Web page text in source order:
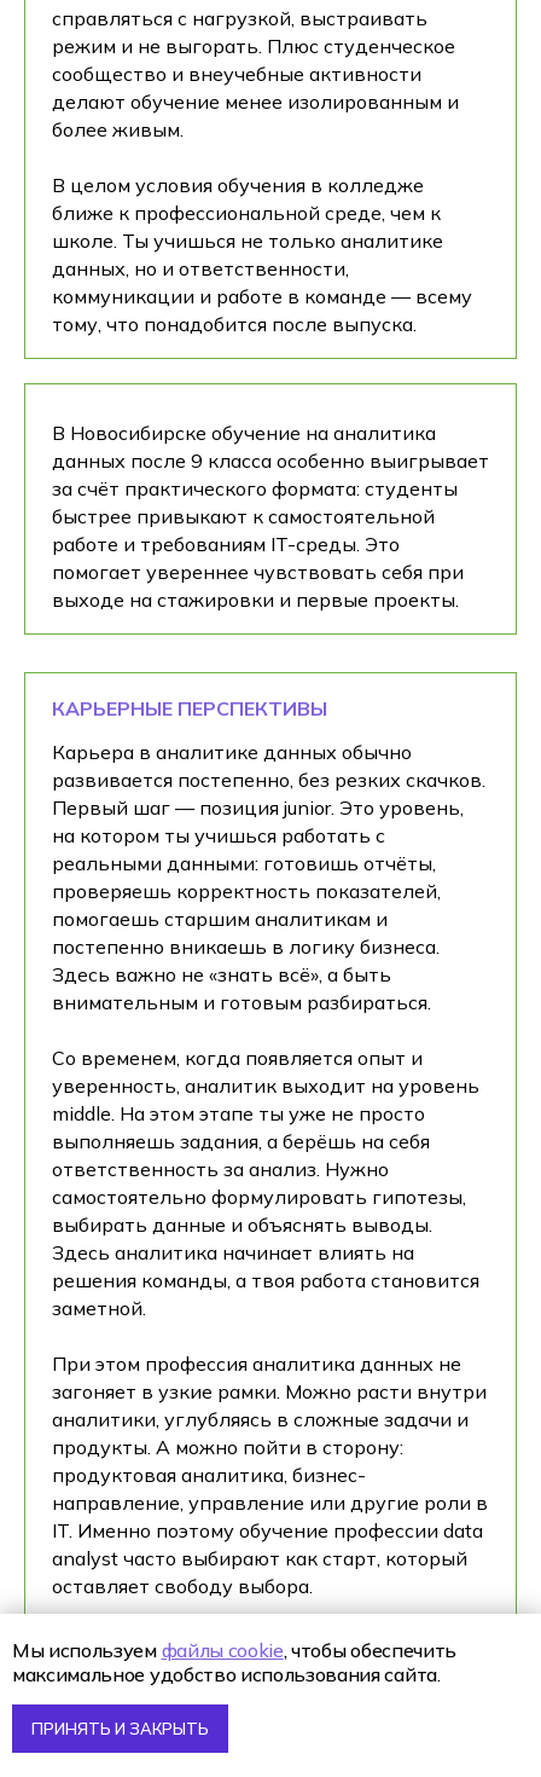
справляться с нагрузкой, выстраивать
режим и не выгорать. Плюс студенческое
сообщество и внеучебные активности
делают обучение менее изолированным и
более живым.
В целом условия обучения в колледже
ближе к профессиональной среде, чем к
школе. Ты учишься не только аналитике
данных, но и ответственности,
коммуникации и работе в команде — всему
тому, что понадобится после выпуска.
В Новосибирске обучение на аналитика
данных после 9 класса особенно выигрывает
за счёт практического формата: студенты
быстрее привыкают к самостоятельной
работе и требованиям IT-среды. Это
помогает увереннее чувствовать себя при
выходе на стажировки и первые проекты.
КАРЬЕРНЫЕ ПЕРСПЕКТИВЫ
Карьера в аналитике данных обычно
развивается постепенно, без резких скачков.
Первый шаг — позиция junior. Это уровень,
на котором ты учишься работать с
реальными данными: готовишь отчёты,
проверяешь корректность показателей,
помогаешь старшим аналитикам и
постепенно вникаешь в логику бизнеса.
Здесь важно не «знать всё», а быть
внимательным и готовым разбираться.
Со временем, когда появляется опыт и
уверенность, аналитик выходит на уровень
middle. На этом этапе ты уже не просто
выполняешь задания, а берёшь на себя
ответственность за анализ. Нужно
самостоятельно формулировать гипотезы,
выбирать данные и объяснять выводы.
Здесь аналитика начинает влиять на
решения команды, а твоя работа становится
заметной.
При этом профессия аналитика данных не
загоняет в узкие рамки. Можно расти внутри
аналитики, углубляясь в сложные задачи и
продукты. А можно пойти в сторону:
продуктовая аналитика, бизнес-
направление, управление или другие роли в
IT. Именно поэтому обучение профессии data
analyst часто выбирают как старт, который
оставляет свободу выбора.
Большой плюс колледжа — ранний вход в
профессию. Пока другие только
работаешь с данными и понимаешь
процессы. Это даёт преимущество на рынке
Мы используем файлы cookie, чтобы обеспечить
максимальное удобство использования сайта.
ПРИНЯТЬ И ЗАКРЫТЬ